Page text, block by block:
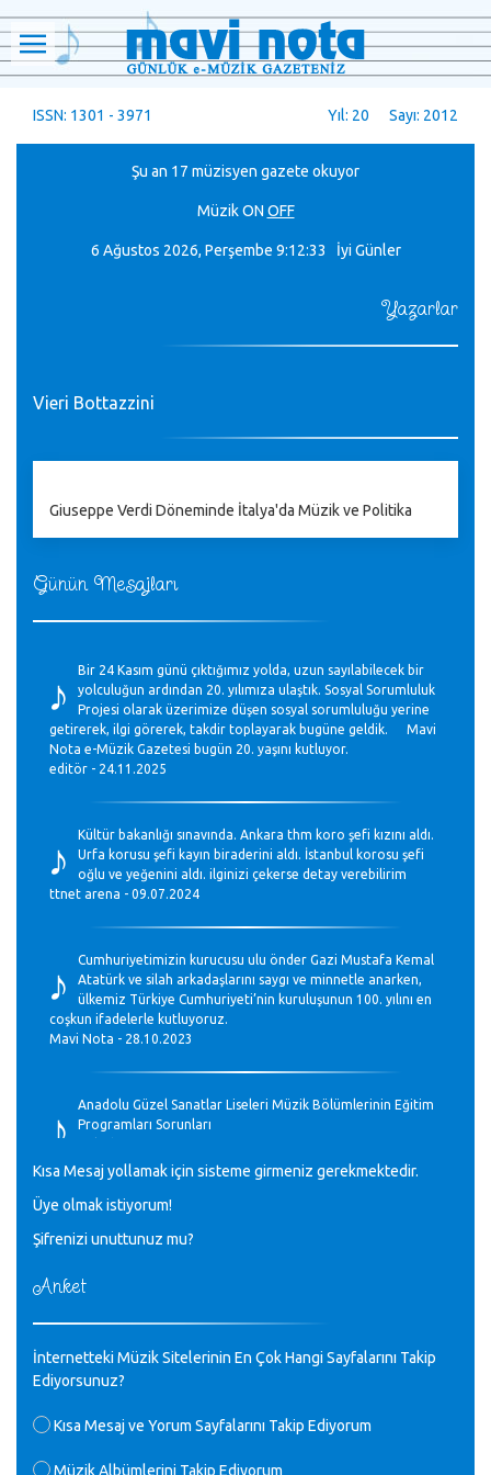
ISSN: 1301 - 3971 Yıl: 20 Sayı: 2012
Şu an 17 müzisyen gazete okuyor
MüzikON OFF
6 Ağustos 2026, Perşembe 9:12:34 İyi Günler
Günün Mesajları
♪
Bir 24 Kasım günü çıktığımız yolda, uzun sayılabilecek bir
yolculuğun ardından 20. yılımıza ulaştık. Sosyal Sorumluluk
Projesi olarak üzerimize düşen sosyal sorumluluğu yerine
getirerek, ilgi görerek, takdir toplayarak bugüne geldik. Mavi
Nota e-Müzik Gazetesi bugün 20. yaşını kutluyor.
editör - 24.11.2025
♪
Kültür bakanlığı sınavında. Ankara thm koro şefi kızını aldı.
Urfa korusu şefi kayın biraderini aldı. İstanbul korosu şefi
oğlu ve yeğenini aldı. ilginizi çekerse detay verebilirim
ttnet arena - 09.07.2024
♪
Cumhuriyetimizin kurucusu ulu önder Gazi Mustafa Kemal
Atatürk ve silah arkadaşlarını saygı ve minnetle anarken,
ülkemiz Türkiye Cumhuriyeti’nin kuruluşunun 100. yılını en
coşkun ifadelerle kutluyoruz.
Mavi Nota - 28.10.2023
♪
Anadolu Güzel Sanatlar Liseleri Müzik Bölümlerinin Eğitim
Programları Sorunları
♪
GEÇMİŞ OLSUN TÜRKİYE!
Mavi Nota - 07.02.2023
♪
30 yıl sonra karşılaşmak çok güzel Kurtuluş, teveccüh
M.Semih Baylan - 08.01.2023
♪
Değerli Müfit hocama en içten sevgi saygılarımı iletin
yaptım.1994 yılında derginin bu daldaki ödülüne layık
Kısa Mesaj yollamak için sisteme girmeniz gerekmektedir.
Üye olmak istiyorum!
Şifrenizi unuttunuz mu?
Anket
İnternetteki Müzik Sitelerinin En Çok Hangi Sayfalarını Takip
Ediyorsunuz?
Kısa Mesaj ve Yorum Sayfalarını Takip Ediyorum
Müzik Albümlerini Takip Ediyorum
Yazarlar
Vieri Bottazzini
Giuseppe Verdi Döneminde İtalya'da Müzik ve Politika